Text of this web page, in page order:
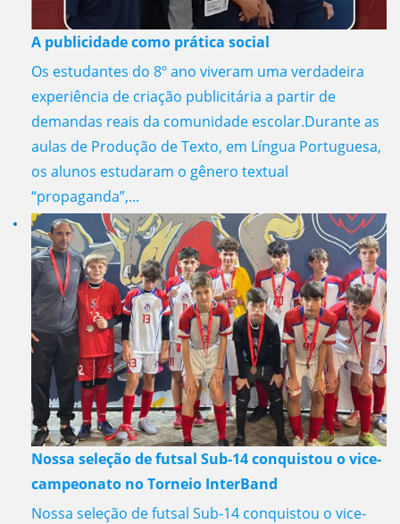
A publicidade como prática social
Os estudantes do 8º ano viveram uma verdadeira
experiência de criação publicitária a partir de
demandas reais da comunidade escolar.Durante as
aulas de Produção de Texto, em Língua Portuguesa,
os alunos estudaram o gênero textual
“propaganda”,...
Nossa seleção de futsal Sub-14 conquistou o vice-
campeonato no Torneio InterBand
Nossa seleção de futsal Sub-14 conquistou o vice-